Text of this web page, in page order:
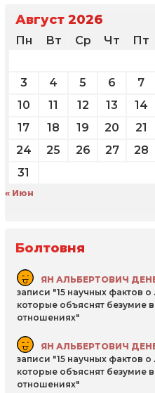
Август 2026
Пн Вт Ср Чт Пт
3
4 5 6 7
10
11 12 13 14
17
18 19 20 21
24
25 26 27 28
31
« Июн
Болтовня
ЯН АЛЬБЕРТОВИЧ
записи
15 научных фактов
которые объяснят безумие
отношениях
ЯН АЛЬБЕРТОВИЧ
записи
15 научных фактов
которые объяснят безумие
отношениях